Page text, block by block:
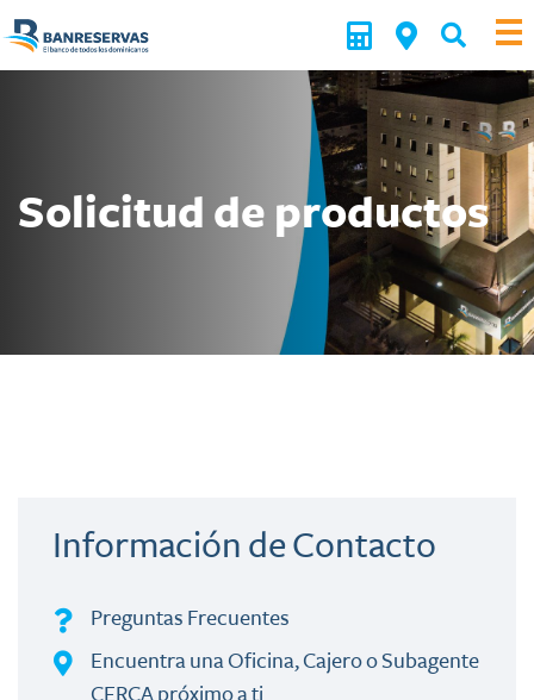
Solicitud de productos
Información de Contacto
Preguntas Frecuentes
Encuentra una Oficina, Cajero o Subagente
CERCA próximo a ti